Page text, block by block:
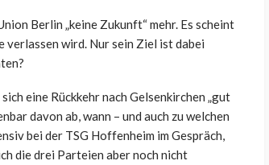
Berlin „keine Zukunft“ mehr. Es scheint
verlassen wird. Nur sein Ziel ist dabei
eine Rückkehr nach Gelsenkirchen „gut
davon ab, wann – und auch zu welchen
bei der TSG Hoffenheim im Gespräch,
die drei Parteien aber noch nicht